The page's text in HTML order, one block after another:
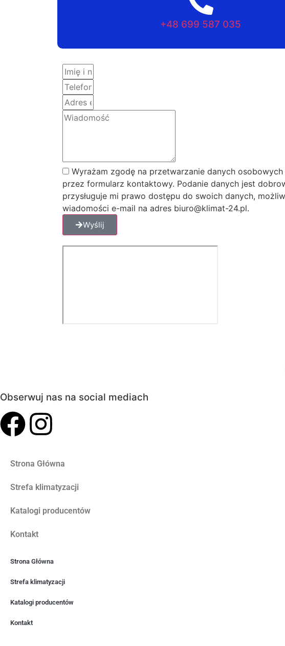
+48 699 587 035
Wyrażam zgodę na przetwarzanie danych
przez formularz kontaktowy. Podanie danych jest
przysługuje mi prawo dostępu do swoich danych,
wiadomości e-mail na adres biuro@klimat-24.pl.
Wyślij
Obserwuj nas na social mediach
Strona Główna
Strefa klimatyzacji
Katalogi producentów
Kontakt
Strona Główna
Strefa klimatyzacji
Katalogi producentów
Kontakt